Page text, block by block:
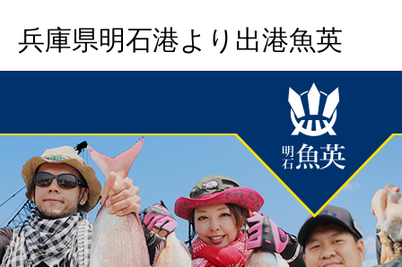
兵庫県明石港より出港魚英